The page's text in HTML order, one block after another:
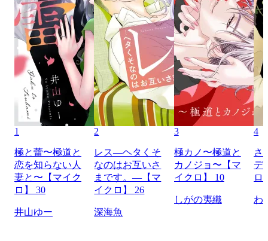
1
極と蕾〜極道と
恋を知らない人
妻と〜【マイク
ロ】 30
井山ゆー
2
レス―ヘタくそ
なのはお互いさ
まです。―【マ
イクロ】 26
深海魚
3
極カノ〜極道と
カノジョ〜【マ
イクロ】 10
しがの夷織
4
さ
デ
ロ
わ